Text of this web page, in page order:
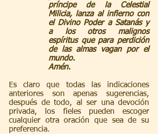
príncipe de la Celestial
Milicia, lanza al infierno con
el Divino Poder a Satanás y
a los otros malignos
espíritus que para perdición
de las almas vagan por el
mundo.
Amén.
Es claro que todas las indicaciones
anteriores son apenas sugerencias,
después de todo, al ser una devoción
privada, los fieles pueden escoger
cualquier otra oración que sea de su
preferencia.